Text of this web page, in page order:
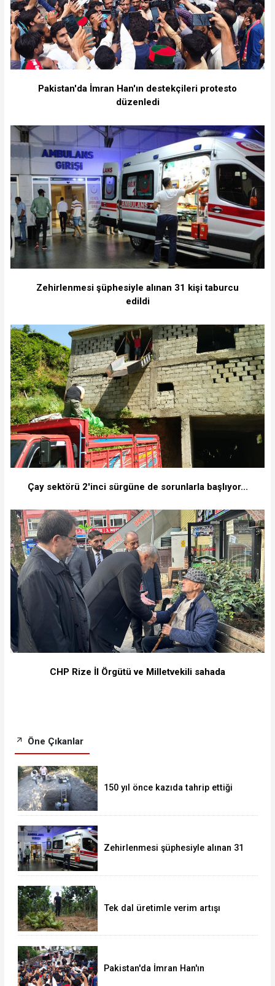
Pakistan'da İmran Han'ın destekçileri protesto
düzenledi
Zehirlenmesi şüphesiyle alınan 31 kişi taburcu
edildi
Çay sektörü 2'inci sürgüne de sorunlarla başlıyor...
CHP Rize İl Örgütü ve Milletvekili sahada
Öne Çıkanlar
150 yıl önce kazıda tahrip ettiği
Zehirlenmesi şüphesiyle alınan 31
Tek dal üretimle verim artışı
Pakistan'da İmran Han'ın